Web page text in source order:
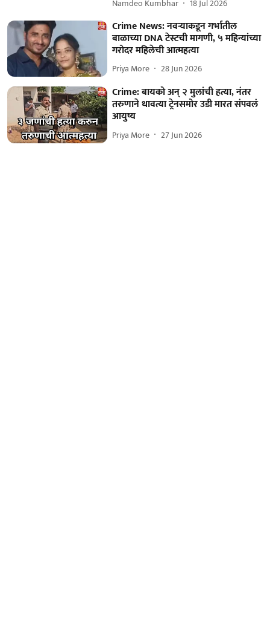
Namdeo Kumbhar 18 Jul 2026
Crime News: नवऱ्याकडून गर्भातील
बाळाच्या DNA टेस्टची मागणी, ५ महिन्यांच्या
गरोदर महिलेची आत्महत्या
Priya More 28 Jun 2026
Crime: बायको अन् २ मुलांची हत्या, नंतर
तरुणाने धावत्या ट्रेनसमोर उडी मारत संपवलं
आयुष्य
Priya More 27 Jun 2026